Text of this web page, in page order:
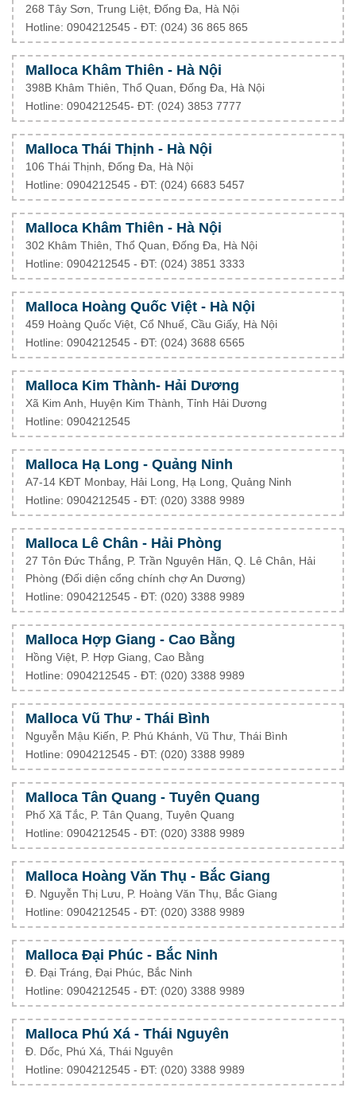
268 Tây Sơn, Trung Liệt, Đống Đa, Hà Nội
Hotline: 0904212545 - ĐT: (024) 36 865 865
Malloca Khâm Thiên - Hà Nội
398B Khâm Thiên, Thổ Quan, Đống Đa, Hà Nội
Hotline: 0904212545- ĐT: (024) 3853 7777
Malloca Thái Thịnh - Hà Nội
106 Thái Thịnh, Đống Đa, Hà Nội
Hotline: 0904212545 - ĐT: (024) 6683 5457
Malloca Khâm Thiên - Hà Nội
302 Khâm Thiên, Thổ Quan, Đống Đa, Hà Nội
Hotline: 0904212545 - ĐT: (024) 3851 3333
Malloca Hoàng Quốc Việt - Hà Nội
459 Hoàng Quốc Việt, Cổ Nhuế, Cầu Giấy, Hà Nội
Hotline: 0904212545 - ĐT: (024) 3688 6565
Malloca Kim Thành- Hải Dương
Xã Kim Anh, Huyện Kim Thành, Tỉnh Hải Dương
Hotline: 0904212545
Malloca Hạ Long - Quảng Ninh
A7-14 KĐT Monbay, Hải Long, Hạ Long, Quảng Ninh
Hotline: 0904212545 - ĐT: (020) 3388 9989
Malloca Lê Chân - Hải Phòng
27 Tôn Đức Thắng, P. Trần Nguyên Hãn, Q. Lê Chân, Hải
Phòng (Đối diện cổng chính chợ An Dương)
Hotline: 0904212545 - ĐT: (020) 3388 9989
Malloca Hợp Giang - Cao Bằng
Hồng Việt, P. Hợp Giang, Cao Bằng
Hotline: 0904212545 - ĐT: (020) 3388 9989
Malloca Vũ Thư - Thái Bình
Nguyễn Mậu Kiến, P. Phú Khánh, Vũ Thư, Thái Bình
Hotline: 0904212545 - ĐT: (020) 3388 9989
Malloca Tân Quang - Tuyên Quang
Phố Xã Tắc, P. Tân Quang, Tuyên Quang
Hotline: 0904212545 - ĐT: (020) 3388 9989
Malloca Hoàng Văn Thụ - Bắc Giang
Đ. Nguyễn Thị Lưu, P. Hoàng Văn Thụ, Bắc Giang
Hotline: 0904212545 - ĐT: (020) 3388 9989
Malloca Đại Phúc - Bắc Ninh
Đ. Đại Tráng, Đại Phúc, Bắc Ninh
Hotline: 0904212545 - ĐT: (020) 3388 9989
Malloca Phú Xá - Thái Nguyên
Đ. Dốc, Phú Xá, Thái Nguyên
Hotline: 0904212545 - ĐT: (020) 3388 9989